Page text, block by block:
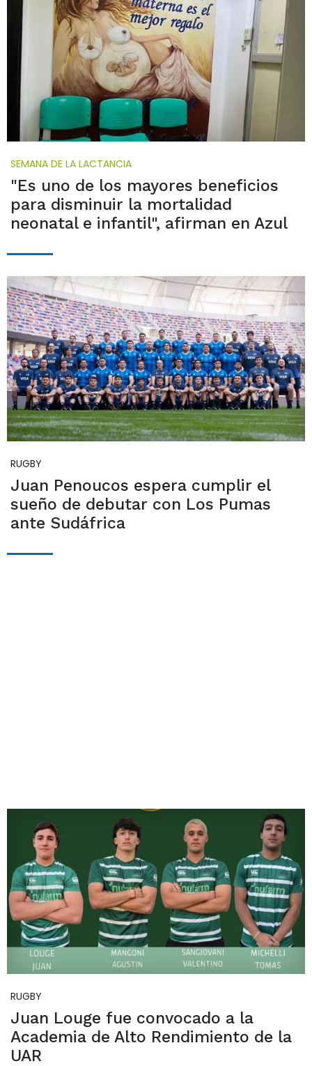
SEMANA DE LA LACTANCIA
"Es uno de los mayores beneficios
para disminuir la mortalidad
neonatal e infantil", afirman en Azul
RUGBY
Juan Penoucos espera cumplir el
sueño de debutar con Los Pumas
ante Sudáfrica
RUGBY
Juan Louge fue convocado a la
Academia de Alto Rendimiento de la
UAR